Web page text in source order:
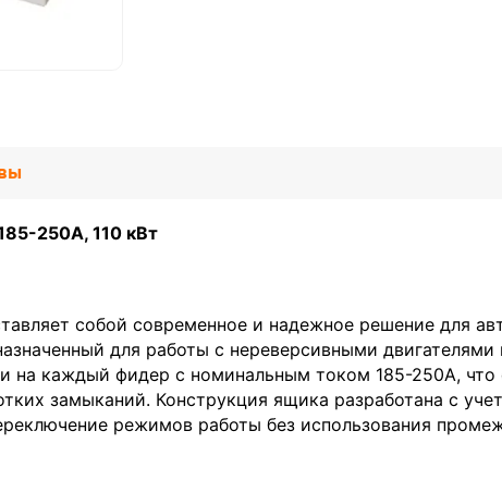
250А, 110 кВт
собой современное и надежное решение для
для работы с нереверсивными
на каждый фидер с номинальным током 185-250А, что
замыканий. Конструкция ящика разработана с
режимов работы без использования